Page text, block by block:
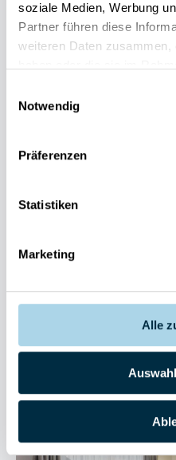
soziale Medien, Werbung
Partner führen diese
weiteren Daten zusammen,
Notwendig
Präferenzen
Statistiken
Marketing
Alle
Binz, Ostseebad
Sehr gut